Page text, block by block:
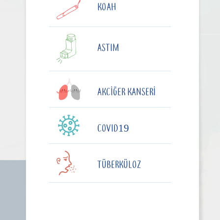
KOAH
ASTIM
AKCIĞER KANSERI
COVID19
TÜBERKÜLOZ